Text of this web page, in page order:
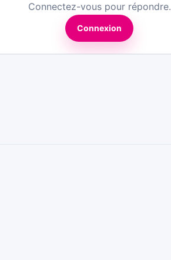
Connectez-vous pour répondre.
Connexion